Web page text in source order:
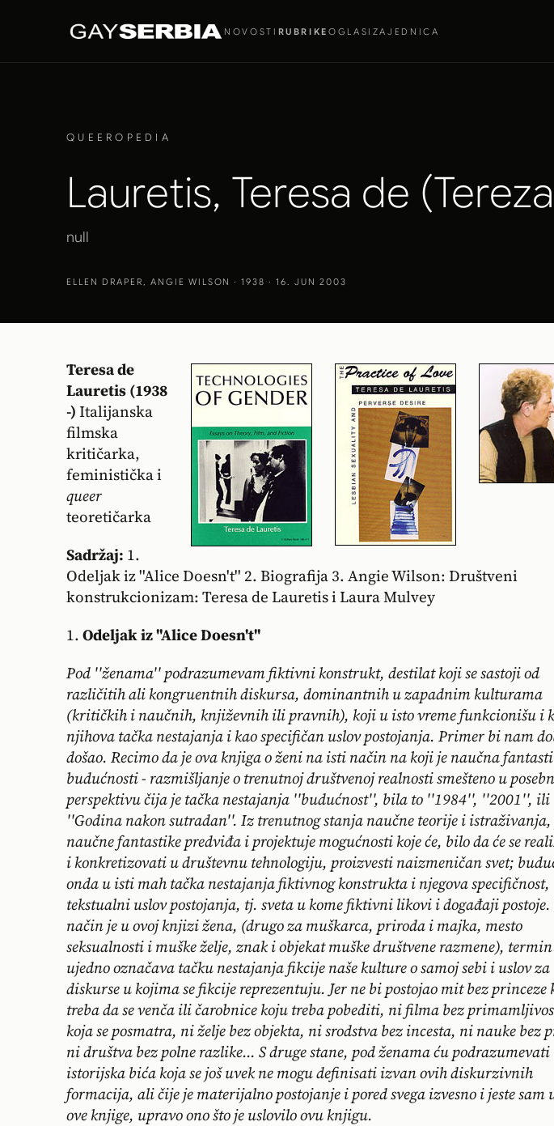
NOVOSTI RUBRIKE OGLASI ZAJEDNICA
QUEEROPEDIA
Lauretis, Teresa de
null
ELLEN DRAPER, ANGIE WILSON · 1938 · 16. JUN 2003
Teresa de
Lauretis(1938
-)Italijanska
filmska
kritičarka,
feministička i
queer
teoretičarka
Sadržaj: 1.
Odeljak iz ''Alice Doesn't'' 2. Biografija 3. Angie Wilson: Društveni
konstrukcionizam: Teresa de Lauretis i Laura Mulvey
1.Odeljak iz ''Alice Doesn't''
Pod ''ženama'' podrazumevam fiktivni konstrukt, destilat koji se sastoji od
različitih ali kongruentnih diskursa, dominantnih u zapadnim kulturama
(kritičkih i naučnih, književnih ili pravnih), koji u isto vreme funkcionišu i
njihova tačka nestajanja i kao specifičan uslov postojanja. Primer bi nam
došao. Recimo da je ova knjiga o ženi na isti način na koji je naučna
budućnosti - razmišljanje o trenutnoj društvenoj realnosti smešteno u
perspektivu čija je tačka nestajanja ''budućnost'', bila to ''1984'', ''2001'', ili
''Godina nakon sutradan''. Iz trenutnog stanja naučne teorije i istraživanja,
naučne fantastike predviđa i projektuje mogućnosti koje će, bilo da će se
i konkretizovati u društevnu tehnologiju, proizvesti naizmeničan svet;
onda u isti mah tačka nestajanja fiktivnog konstrukta i njegova specifičnost,
tekstualni uslov postojanja, tj. sveta u kome fiktivni likovi i događaji
način je u ovoj knjizi žena, (drugo za muškarca, priroda i majka, mesto
seksualnosti i muške želje, znak i objekat muške društvene razmene),
ujedno označava tačku nestajanja fikcije naše kulture o samoj sebi i uslov za
diskurse u kojima se fikcije reprezentuju. Jer ne bi postojao mit bez princeze
treba da se venča ili čarobnice koju treba pobediti, ni filma bez
koja se posmatra, ni želje bez objekta, ni srodstva bez incesta, ni nauke bez
ni društva bez polne razlike... S druge stane, pod ženama ću
istorijska bića koja se još uvek ne mogu definisati izvan ovih diskurzivnih
formacija, ali čije je materijalno postojanje i pored svega izvesno i jeste sam
ove knjige, upravo ono što je uslovilo ovu knjigu.